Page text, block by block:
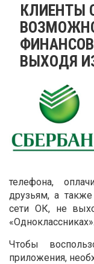
КЛИЕНТЫ
ВЫХОДЯ
телефона,
друзьям, а
сети ОК, не
«Одноклассниках».
Чтобы
приложения,